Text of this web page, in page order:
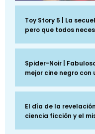
Toy Story 5 | La
pero que todos
Spider-Noir |
mejor cine negro
El día de la
ciencia ficción y el